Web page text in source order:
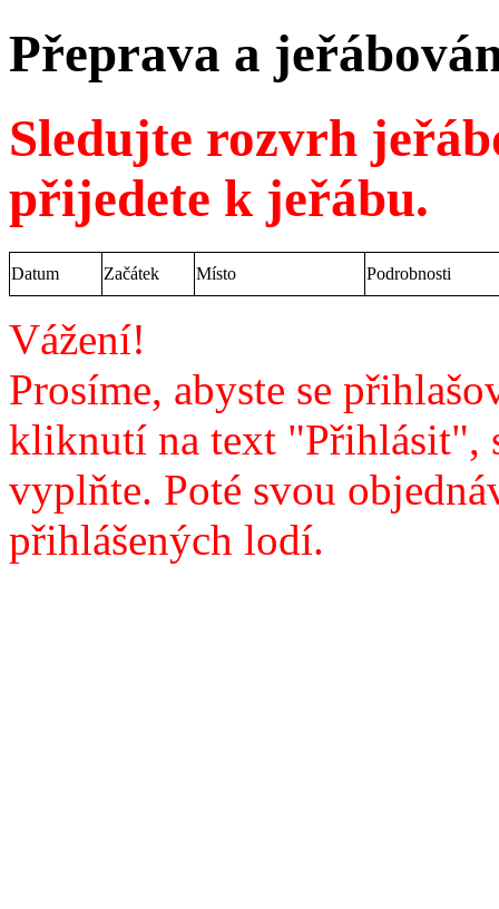
Přeprava a
Sledujte rozvrh
přijedete k jeřábu.
Datum Začátek Místo Podrobnosti
Vážení!
Prosíme, abyste se
kliknutí na text "Přihlásit",
vyplňte. Poté svou
přihlášených lodí.